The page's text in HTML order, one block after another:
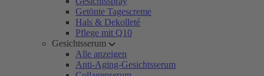
Getönte Tagescreme
Hals & Dekolleté
Pflege mit Q10
Gesichtsserum
Alle anzeigen
Anti-Aging-Gesichtsserum